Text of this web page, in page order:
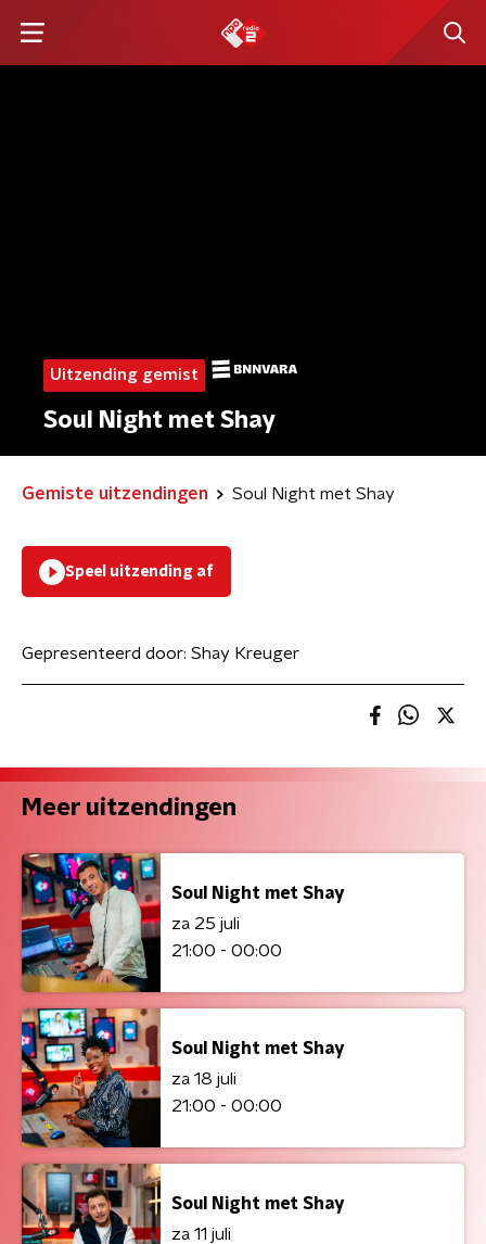
Uitzending gemist
Soul Night met Shay
Gemiste uitzendingen Soul Night met Shay
Speel uitzending af
Gepresenteerd door: Shay Kreuger
Meer uitzendingen
Soul Night met Shay
za 25 juli
21:00 - 00:00
Soul Night met Shay
za 18 juli
21:00 - 00:00
Soul Night met Shay
za 11 juli